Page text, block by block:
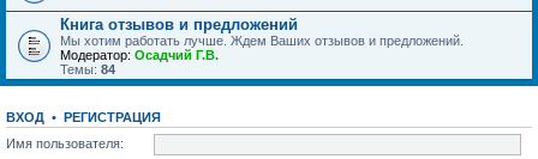
Книга отзывов и предложений
Мы хотим работать лучше. Ждем Ваших отзывов и предложений.
Модератор: Осадчий Г.В.
Темы: 84
ВХОД • РЕГИСТРАЦИЯ
Имя пользователя: